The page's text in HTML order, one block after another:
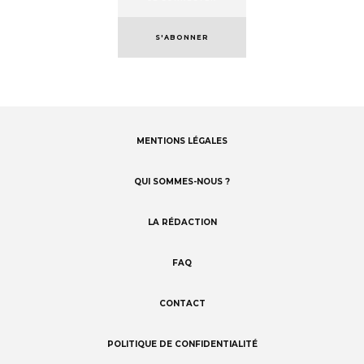
S'ABONNER
MENTIONS LÉGALES
QUI SOMMES-NOUS ?
LA RÉDACTION
FAQ
CONTACT
POLITIQUE DE CONFIDENTIALITÉ